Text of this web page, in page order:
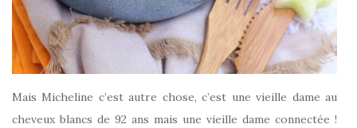
Mais Micheline c’est autre chose, c’est une vieille dame au
cheveux blancs de 92 ans mais une vieille dame connectée !